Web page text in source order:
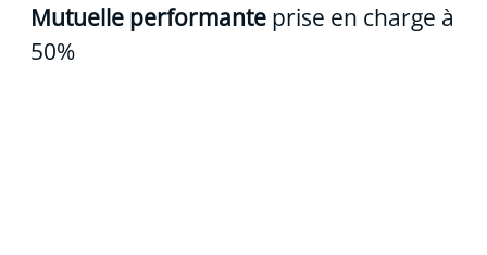
Mutuelle performante prise en charge à
50%